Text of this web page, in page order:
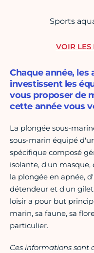
Sports
Chaque année,
investissent les
vous proposer de
cette année vous
La plongée sous-
sous-marin équipé
spécifique composé
isolante, d'un
la plongée en apnée,
détendeur et d'un
loisir a pour but
marin, sa faune, sa
particulier.
Ces informations sont
VOIR LES